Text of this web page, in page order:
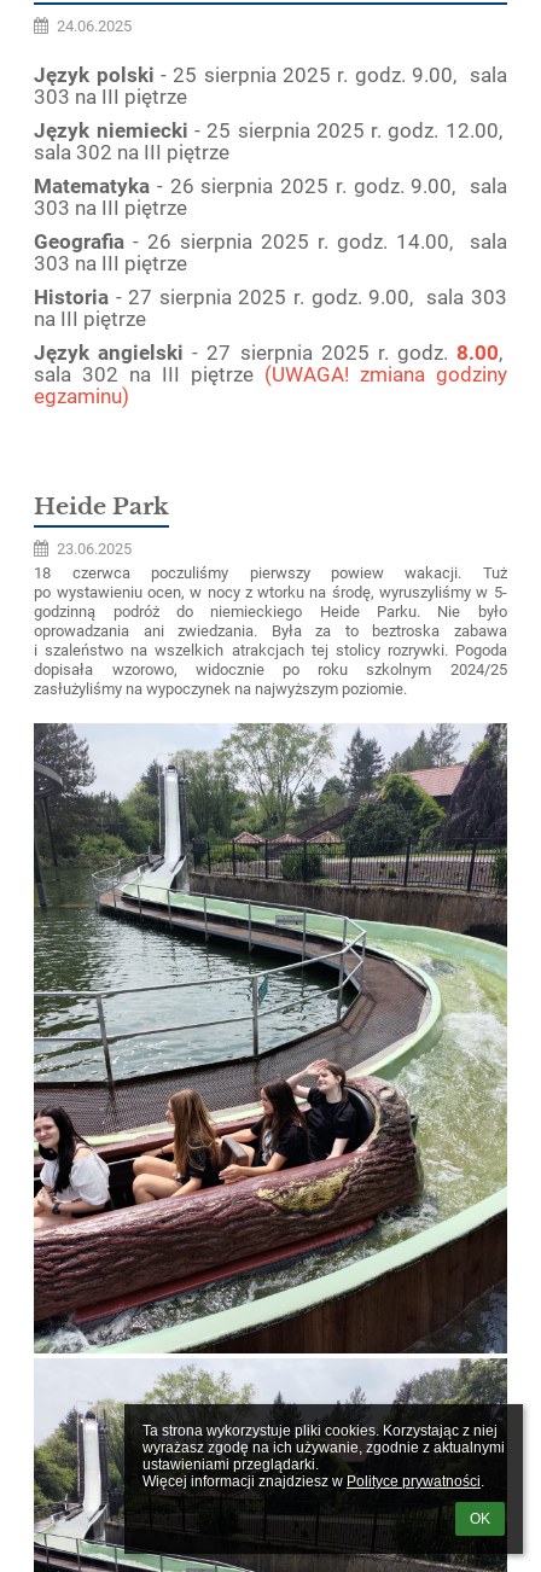
Ta strona wykorzystuje pliki cookies. Korzystając z niej
wyrażasz zgodę na ich używanie, zgodnie z aktualnymi
ustawieniami przeglądarki.
Więcej informacji znajdziesz w Polityce prywatności.
OK
24.06.2025
Język polski - 25 sierpnia 2025 r. godz. 9.00, sala
303 na III piętrze
Język niemiecki - 25 sierpnia 2025 r. godz. 12.00,
sala 302 na III piętrze
Matematyka - 26 sierpnia 2025 r. godz. 9.00, sala
303 na III piętrze
Geografia - 26 sierpnia 2025 r. godz. 14.00, sala
303 na III piętrze
Historia - 27 sierpnia 2025 r. godz. 9.00, sala 303
na III piętrze
Język angielski- 27 sierpnia 2025 r. godz. 8.00,
sala 302 na III piętrze (UWAGA! zmiana godziny
egzaminu)
Heide Park
23.06.2025
18 czerwca poczuliśmy pierwszy powiew wakacji. Tuż
po wystawieniu ocen, w nocy z wtorku na środę, wyruszyliśmy w 5-
godzinną podróż do niemieckiego Heide Parku. Nie było
oprowadzania ani zwiedzania. Była za to beztroska zabawa
i szaleństwo na wszelkich atrakcjach tej stolicy rozrywki. Pogoda
dopisała wzorowo, widocznie po roku szkolnym 2024/25
zasłużyliśmy na wypoczynek na najwyższym poziomie.